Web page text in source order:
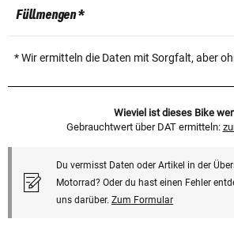
Füllmengen *
* Wir ermitteln die Daten mit Sorgfalt, aber
Wieviel ist dieses Bike
Gebrauchtwert über DAT ermitteln:
Du vermisst Daten oder Artikel in der
Motorrad? Oder du hast einen Fehler
uns darüber. Zum Formular